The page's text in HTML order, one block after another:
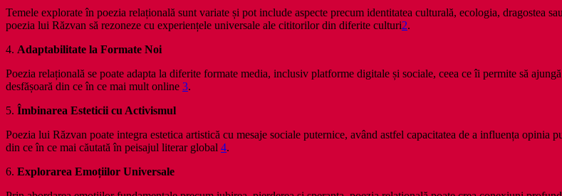
Temele explorate în poezia relațională sunt variate și pot include aspecte precum identitatea culturală, ecologia, dragostea
poezia lui Răzvan să rezoneze cu experiențele universale ale cititorilor din diferite culturi2.
4. Adaptabilitate la Formate Noi
Poezia relațională se poate adapta la diferite formate media, inclusiv platforme digitale și sociale, ceea ce îi permite să
desfășoară din ce în ce mai mult online 3.
5. Îmbinarea Esteticii cu Activismul
Poezia lui Răzvan poate integra estetica artistică cu mesaje sociale puternice, având astfel capacitatea de a influența
din ce în ce mai căutată în peisajul literar global 4.
6. Explorarea Emoțiilor Universale